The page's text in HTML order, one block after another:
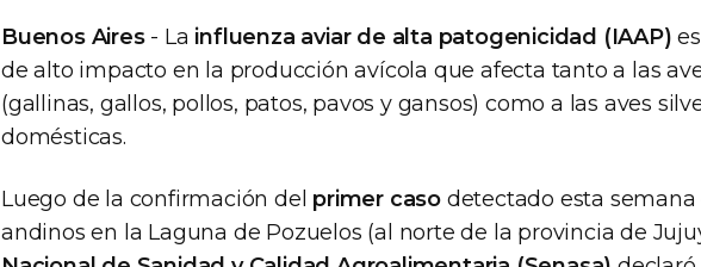
Buenos Aires- La influenza aviar de alta patogenicidad (IAAP)
de alto impacto en la producción avícola que afecta tanto a las
(gallinas, gallos, pollos, patos, pavos y gansos) como a las aves
domésticas.
Luego de la confirmación del primer caso detectado esta semana
andinos en la Laguna de Pozuelos (al norte de la provincia de